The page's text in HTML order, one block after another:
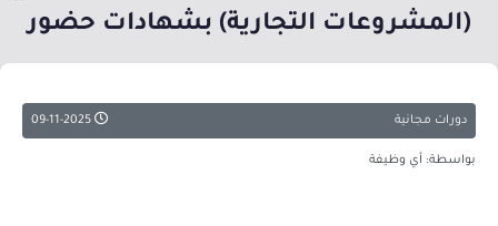
(المشروعات التجارية) بشهادات حضور
دورات مجانية
بواسطة: أي وظيفة